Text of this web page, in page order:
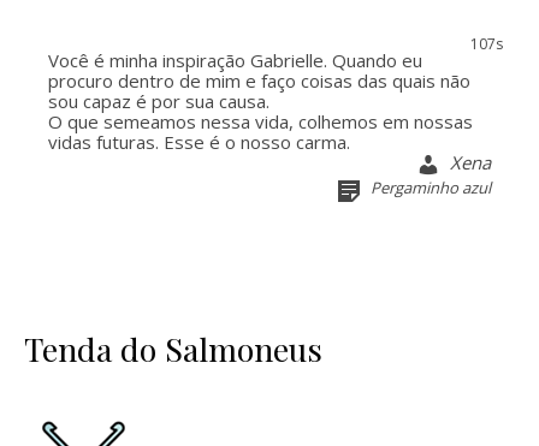
107s
Você é minha inspiração Gabrielle. Quando eu
procuro dentro de mim e faço coisas das quais não
sou capaz é por sua causa.
O que semeamos nessa vida, colhemos em nossas
vidas futuras. Esse é o nosso carma.
Xena
Pergaminho azul
Tenda do Salmoneus